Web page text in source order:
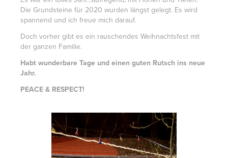
Die Grundsteine für 2020 wurden längst gelegt. Es wird
spannend und ich freue mich darauf.
Doch vorher gibt es ein rauschendes Weihnachtsfest mit
der ganzen Familie.
Habt wunderbare Tage und einen guten Rutsch ins neue
Jahr.
PEACE & RESPECT!